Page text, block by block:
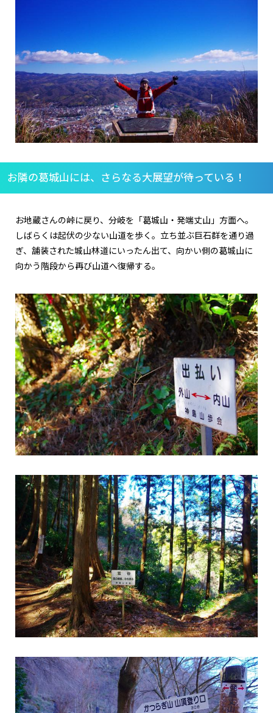
お隣の葛城山には、さらなる大展望が待っている！
お地蔵さんの峠に戻り、分岐を「葛城山・発端丈山」方面へ。
しばらくは起伏の少ない山道を歩く。立ち並ぶ巨石群を通り過
ぎ、舗装された城山林道にいったん出て、向かい側の葛城山に
向かう階段から再び山道へ復帰する。